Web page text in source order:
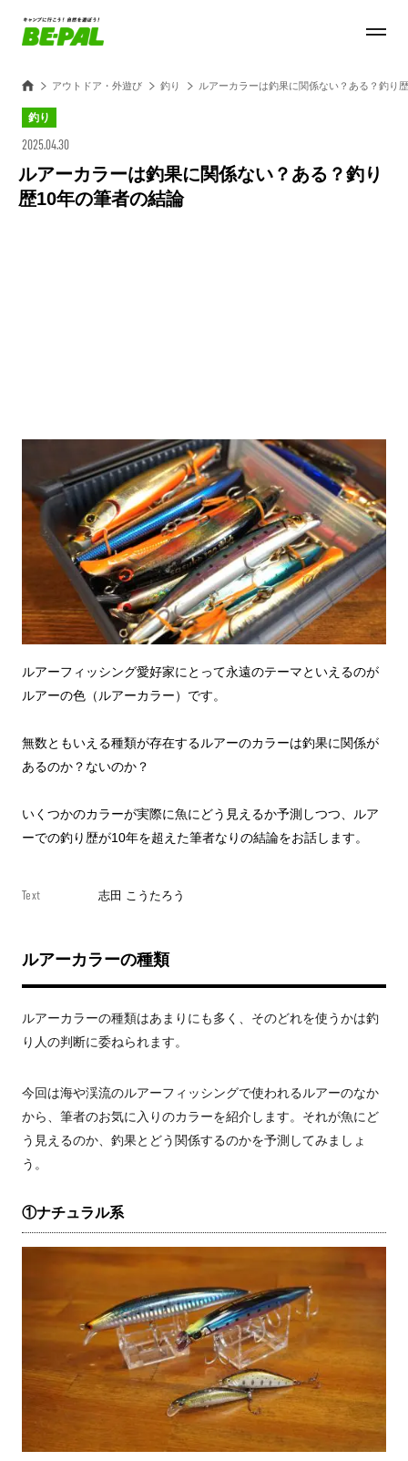
アウトドア・外遊び 釣り ルアーカラーは釣果に関係ない？ある？釣り
釣り
2025.04.30
ルアーカラーは釣果に関係ない？ある？釣り
歴10年の筆者の結論
ルアーフィッシング愛好家にとって永遠のテーマといえるのが
ルアーの色（ルアーカラー）です。
無数ともいえる種類が存在するルアーのカラーは釣果に関係が
あるのか？ないのか？
いくつかのカラーが実際に魚にどう見えるか予測しつつ、ルア
ーでの釣り歴が10年を超えた筆者なりの結論をお話します。
Text 志田 こうたろう
ルアーカラーの種類
ルアーカラーの種類はあまりにも多く、そのどれを使うかは釣
り人の判断に委ねられます。
今回は海や渓流のルアーフィッシングで使われるルアーのなか
から、筆者のお気に入りのカラーを紹介します。それが魚にど
う見えるのか、釣果とどう関係するのかを予測してみましょ
う。
①ナチュラル系